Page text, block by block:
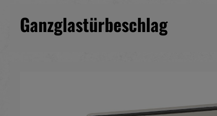
Ganzglastürbeschlag